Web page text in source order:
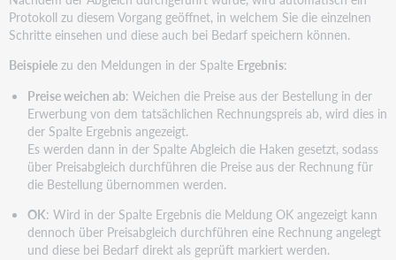
Protokoll zu diesem Vorgang geöffnet, in welchem Sie die einzelnen
Schritte einsehen und diese auch bei Bedarf speichern können.
Beispiele zu den Meldungen in der Spalte Ergebnis:
Preise weichen ab: Weichen die Preise aus der Bestellung in der
Erwerbung von dem tatsächlichen Rechnungspreis ab, wird dies in
der Spalte Ergebnis angezeigt.
Es werden dann in der Spalte Abgleich die Haken gesetzt, sodass
über Preisabgleich durchführen die Preise aus der Rechnung für
die Bestellung übernommen werden.
OK: Wird in der Spalte Ergebnis die Meldung OK angezeigt kann
dennoch über Preisabgleich durchführen eine Rechnung angelegt
und diese bei Bedarf direkt als geprüft markiert werden.